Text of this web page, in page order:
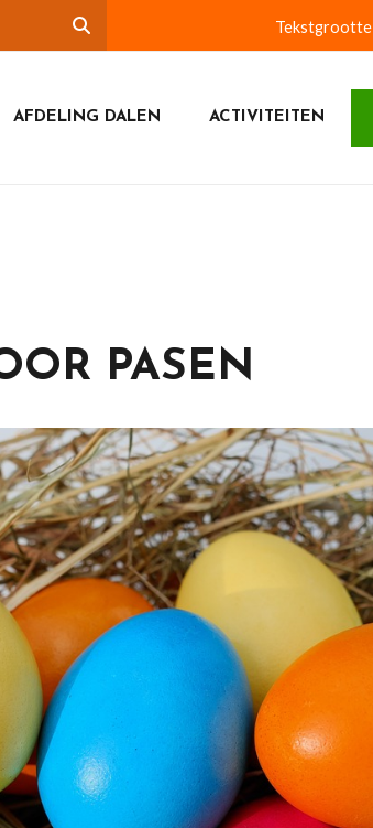
Tekstgrootte
AFDELING DALEN ACTIVITEITEN
PASEN